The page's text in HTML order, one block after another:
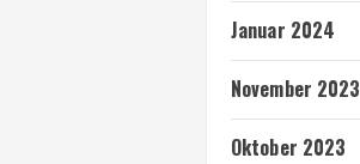
Januar 2024
November 2023
Oktober 2023